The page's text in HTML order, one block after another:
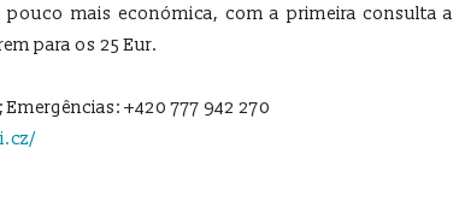
mais económica, com a primeira consulta a
para os 25 Eur.
Emergências: +420 777 942 270